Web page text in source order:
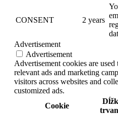
CONSENT 2 years
Advertisement
Advertisement
Advertisement cookies are
relevant ads and marketing
visitors across websites and
customized ads.
Cookie